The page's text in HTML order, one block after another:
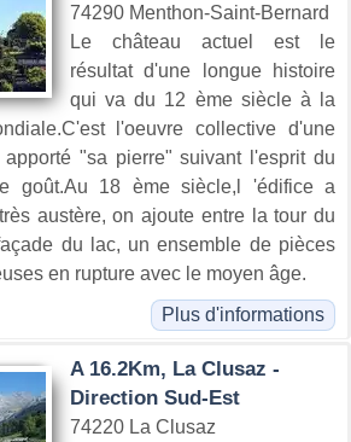
74290 Menthon-Saint-Bernard
Le château actuel est le
résultat d'une longue histoire
qui va du 12 ème siècle à la
l'oeuvre collective d'une
"sa pierre" suivant l'esprit du
goût.Au 18 ème siècle,l 'édifice a
austère, on ajoute entre la tour du
du lac, un ensemble de pièces
en rupture avec le moyen âge.
Plus d'informations
A 16.2Km, La Clusaz -
Direction Sud-Est
74220 La Clusaz